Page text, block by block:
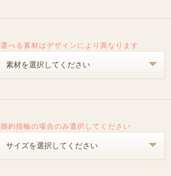
選べる素材はデザインにより異なります
婚約指輪の場合のみ選択してください